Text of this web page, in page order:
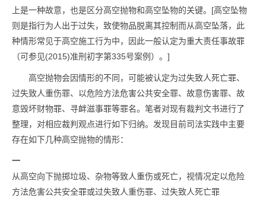
上是一种故意，也是区分高空抛物和高空坠物的关键。[高空坠物
则是指行为人出于过失，致使物品脱离其控制而从高空坠落，此
种情形常见于高空施工行为中，因此一般认定为重大责任事故罪
（可参见(2015)准刑初字第335号案例）。]
高空抛物会因情形的不同，可能被认定为过失致人死亡罪、
过失致人重伤罪、以危险方法危害公共安全罪、故意伤害罪、故
意毁坏财物罪、寻衅滋事罪等罪名。笔者对现有裁判文书进行了
整理，对相应裁判观点进行如下归纳。发现目前司法实践中主要
存在如下几种高空抛物的情形：
一
从高空向下抛掷垃圾、杂物等致人重伤或死亡，视情况定以危险
方法危害公共安全罪或过失致人重伤罪、过失致人死亡罪